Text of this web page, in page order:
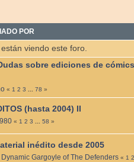
POR
viendo este foro.
sobre ediciones de
« 1 2 3 ... 78 »
(hasta 2004) II
« 1 2 3 ... 58 »
inédito desde 2005
Dynamic Gargoyle of The Defenders « 1 2